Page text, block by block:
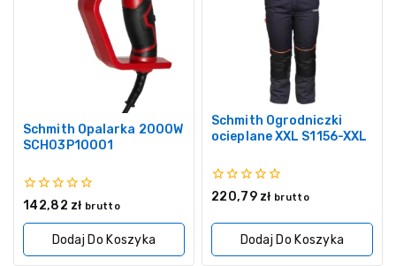
Schmith Opalarka 2000W
SCH03P10001
0
5
142,82 zł brutto
Dodaj Do Koszyka
Schmith Ogrodniczki
ocieplane XXL S1156-XXL
0
5
220,79 zł brutto
Dodaj Do Koszyka